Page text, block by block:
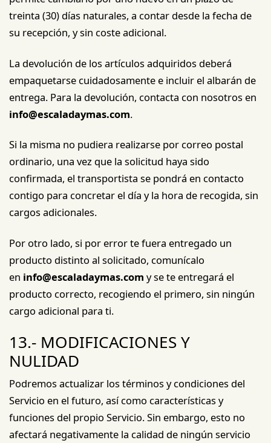
treinta (30) días naturales, a contar desde la fecha de
su recepción, y sin coste adicional.
La devolución de los artículos adquiridos deberá
empaquetarse cuidadosamente e incluir el albarán de
entrega. Para la devolución, contacta con nosotros en
info@escaladaymas.com.
Si la misma no pudiera realizarse por correo postal
ordinario, una vez que la solicitud haya sido
confirmada, el transportista se pondrá en contacto
contigo para concretar el día y la hora de recogida, sin
cargos adicionales.
Por otro lado, si por error te fuera entregado un
producto distinto al solicitado, comunícalo
en info@escaladaymas.com y se te entregará el
producto correcto, recogiendo el primero, sin ningún
cargo adicional para ti.
13.- MODIFICACIONES Y
NULIDAD
Podremos actualizar los términos y condiciones del
Servicio en el futuro, así como características y
funciones del propio Servicio. Sin embargo, esto no
afectará negativamente la calidad de ningún servicio